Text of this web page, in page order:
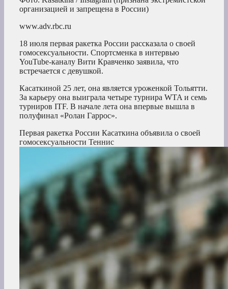
организацией и запрещена в России)
www.adv.rbc.ru
18 июля первая ракетка России рассказала о своей
гомосексуальности. Спортсменка в интервью
YouTube-каналу Вити Кравченко заявила, что
встречается с девушкой.
Касаткиной 25 лет, она является уроженкой Тольятти.
За карьеру она выиграла четыре турнира WTA и семь
турниров ITF. В начале лета она впервые вышла в
полуфинал «Ролан Гаррос».
Первая ракетка России Касаткина объявила о своей
гомосексуальности Теннис